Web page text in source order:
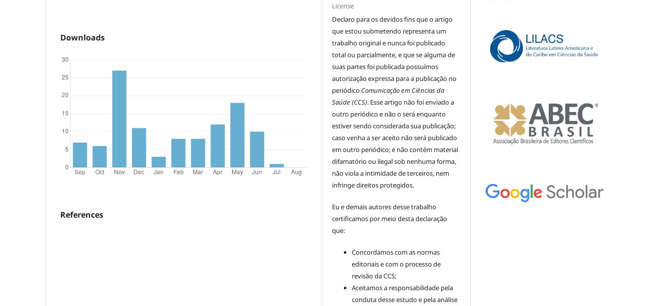
Downloads
References
License
Declaro para os devidos fins que o artigo
que estou submetendo representa um
trabalho original e nunca foi publicado
total ou parcialmente, e que se alguma de
suas partes foi publicada possuímos
autorização expressa para a publicação no
periódico Comunicação em Ciências da
Saúde (CCS). Esse artigo não foi enviado a
outro periódico e não o será enquanto
estiver sendo considerada sua publicação;
caso venha a ser aceito não será publicado
em outro periódico; e não contém material
difamatório ou ilegal sob nenhuma forma,
não viola a intimidade de terceiros, nem
infringe direitos protegidos.
Eu e demais autores desse trabalho
certificamos por meio desta declaração
que:
Concordamos com as normas
editoriais e com o processo de
revisão da CCS;
Aceitamos a responsabilidade pela
conduta desse estudo e pela análise